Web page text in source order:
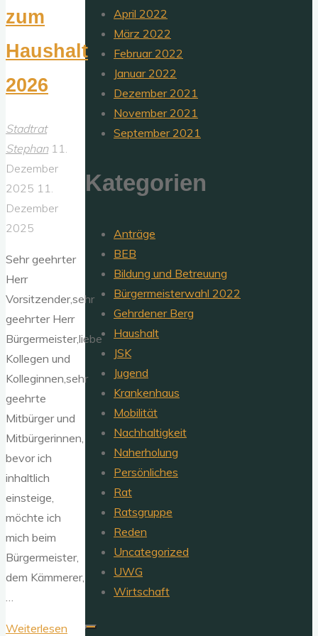
zum
Haushalt
2026
Stadtrat
Stephan 11.
Dezember
2025 11.
Dezember
2025
Sehr geehrter
Herr
Vorsitzender,sehr
geehrter Herr
Bürgermeister,liebe
Kollegen und
Kolleginnen,sehr
geehrte
Mitbürger und
Mitbürgerinnen,
bevor ich
inhaltlich
einsteige,
möchte ich
mich beim
Bürgermeister,
dem Kämmerer,
Weiterlesen "Haushaltsrede
April 2022
März 2022
Februar 2022
Januar 2022
Dezember 2021
November 2021
September 2021
Kategorien
Anträge
BEB
Bildung und Betreuung
Bürgermeisterwahl 2022
Gehrdener Berg
Haushalt
JSK
Jugend
Krankenhaus
Mobilität
Nachhaltigkeit
Naherholung
Persönliches
Rat
Ratsgruppe
Reden
Uncategorized
UWG
Wirtschaft